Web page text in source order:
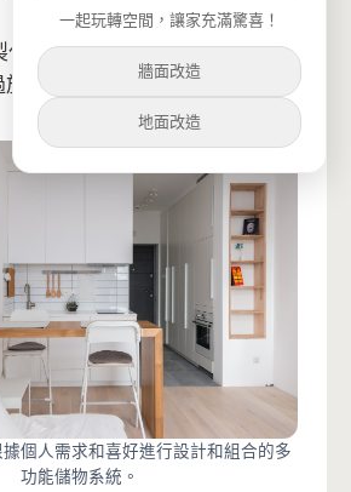
化：由於是工廠大量統一生產，
特殊需求的造型。
個人需求和喜好進行設計和組合的多
功能儲物系統。
一起玩轉空間，讓家充滿驚喜！
牆面改造
地面改造